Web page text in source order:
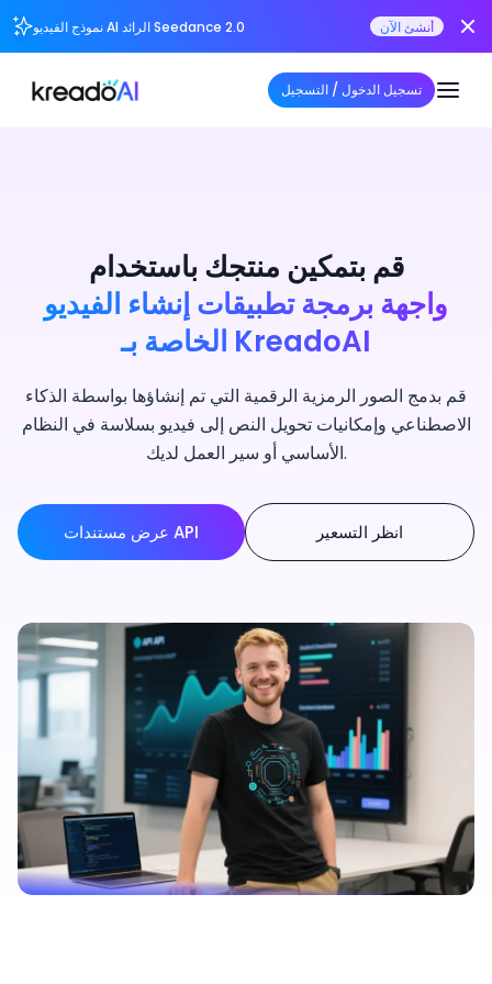
نموذج الفيديو AI الرائد Seedance 2.0 أنشئ الآن
تسجيل الدخول / التسجيل
قم بتمكين منتجك باستخدام
واجهة برمجة تطبيقات إنشاء الفيديو
الخاصة بـ KreadoAI
قم بدمج الصور الرمزية الرقمية التي تم إنشاؤها بواسطة الذكاء
الاصطناعي وإمكانيات تحويل النص إلى فيديو بسلاسة في النظام
الأساسي أو سير العمل لديك.
عرض مستندات API انظر التسعير